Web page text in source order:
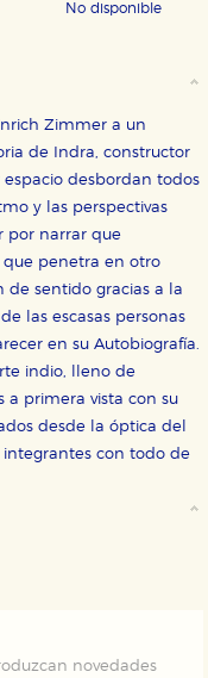
No disponible
Zimmer a un
de Indra, constructor
desbordan todos
y las perspectivas
por narrar que
penetra en otro
de sentido gracias a la
las escasas personas
en su Autobiografía.
indio, lleno de
a primera vista con su
desde la óptica del
integrantes con todo de
novedades
que nuestro sitio
desde
desde el
que algunas
su experiencia
de
cada
nuestros socios
publicidad
de su